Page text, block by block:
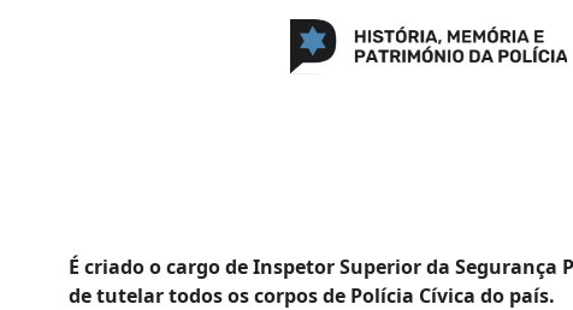
É criado o cargo de Inspetor Superior da Segurança
de tutelar todos os corpos de Polícia Cívica do país.